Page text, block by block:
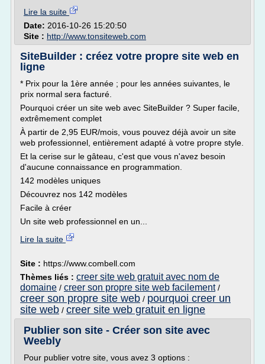
Lire la suite
Date: 2016-10-26 15:20:50
Site : http://www.tonsiteweb.com
SiteBuilder : créez votre propre site web en
ligne
* Prix pour la 1ère année ; pour les années suivantes, le
prix normal sera facturé.
Pourquoi créer un site web avec SiteBuilder ? Super facile,
extrêmement complet
À partir de 2,95 EUR/mois, vous pouvez déjà avoir un site
web professionnel, entièrement adapté à votre propre style.
Et la cerise sur le gâteau, c'est que vous n'avez besoin
d'aucune connaissance en programmation.
142 modèles uniques
Découvrez nos 142 modèles
Facile à créer
Un site web professionnel en un...
Lire la suite
Site : https://www.combell.com
Thèmes liés : creer site web gratuit avec nom de
domaine / creer son propre site web facilement/
creer son propre site web / pourquoi creer un
site web / creer site web gratuit en ligne
Publier son site - Créer son site avec
Weebly
Pour publier votre site, vous avez 3 options :